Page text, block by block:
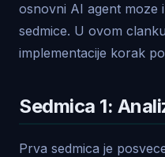
osnovni AI agent moze
sedmice. U ovom
implementacije korak
Sedmica 1:
Prva sedmica je